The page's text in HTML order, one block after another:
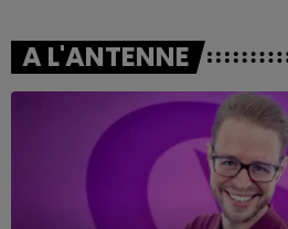
A L'ANTENNE